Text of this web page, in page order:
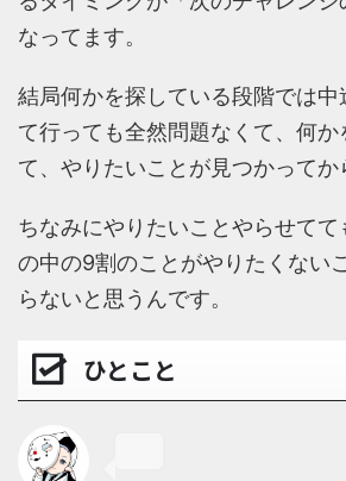
なってます。
結局何かを探している段階では中
て行っても全然問題なくて、何か
て、やりたいことが見つかってか
ちなみにやりたいことやらせて
の中の9割のことがやりたくない
らないと思うんです。
ひとこと